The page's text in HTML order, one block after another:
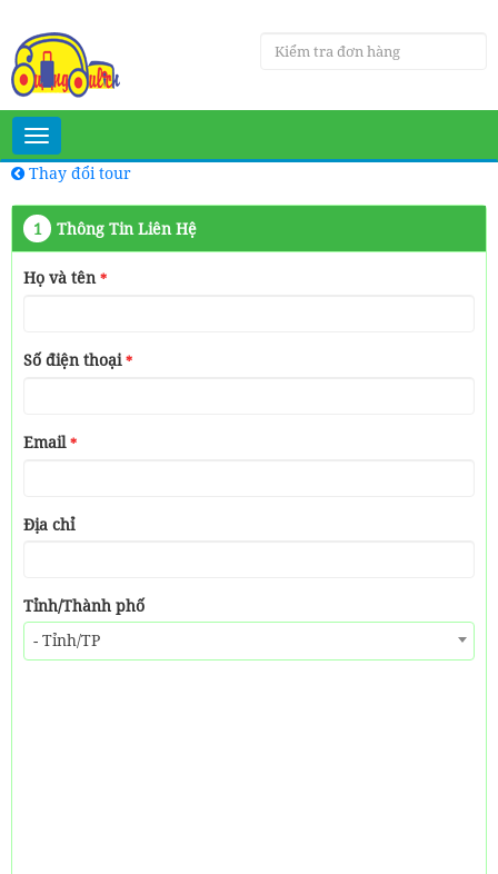
Toggle
navigation
Thay đổi tour
1 Thông Tin Liên Hệ
Họ và tên*
Số điện thoại*
Email*
Địa chỉ
Tỉnh/Thành phố
- Tỉnh/TP